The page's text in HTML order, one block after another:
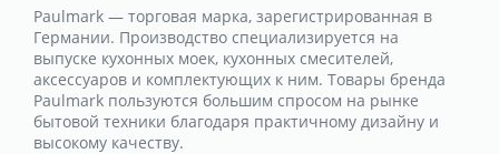
Paulmark — торговая марка, зарегистрированная в
Германии. Производство специализируется на
выпуске кухонных моек, кухонных смесителей,
аксессуаров и комплектующих к ним. Товары бренда
Paulmark пользуются большим спросом на рынке
бытовой техники благодаря практичному дизайну и
высокому качеству.